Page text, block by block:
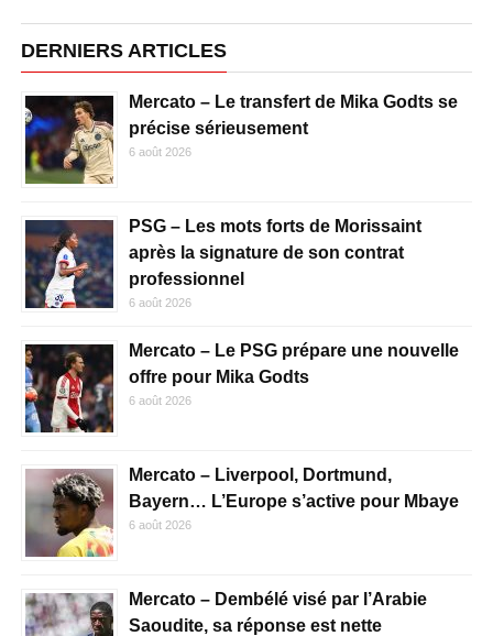
DERNIERS ARTICLES
Mercato – Le transfert de Mika Godts se
précise sérieusement
6 août 2026
PSG – Les mots forts de Morissaint
après la signature de son contrat
professionnel
6 août 2026
Mercato – Le PSG prépare une nouvelle
offre pour Mika Godts
6 août 2026
Mercato – Liverpool, Dortmund,
Bayern… L’Europe s’active pour Mbaye
6 août 2026
Mercato – Dembélé visé par l’Arabie
Saoudite, sa réponse est nette